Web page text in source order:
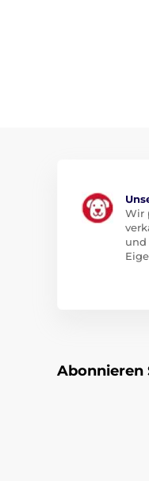
Wir
und
Abonnieren